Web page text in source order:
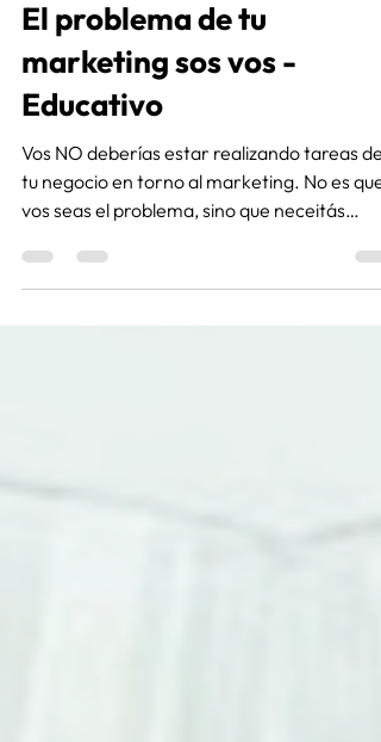
22 abr
2 min de lectura
El problema de tu
marketing sos vos -
Educativo
Vos NO deberías estar realizando tareas de
tu negocio en torno al marketing. No es que
vos seas el problema, sino que neceitás